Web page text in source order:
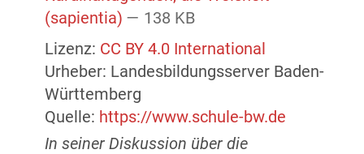
(sapientia) — 138 KB
Lizenz: CC BY 4.0 International
Urheber: Landesbildungsserver Baden-
Württemberg
Quelle: https://www.schule-bw.de
In seiner Diskussion über die